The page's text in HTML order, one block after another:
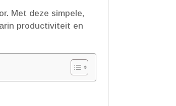
Met deze simpele,
productiviteit en